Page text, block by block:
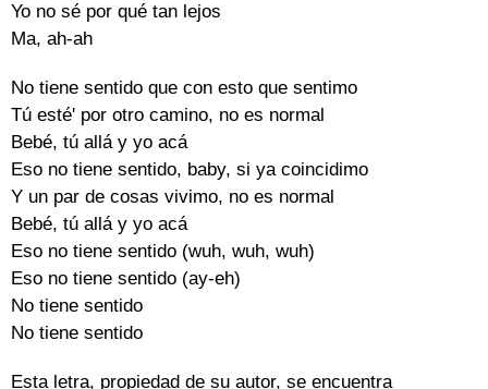
Yo no sé por qué tan lejos
Ma, ah-ah
No tiene sentido que con esto que sentimo
Tú esté' por otro camino, no es normal
Bebé, tú allá y yo acá
Eso no tiene sentido, baby, si ya coincidimo
Y un par de cosas vivimo, no es normal
Bebé, tú allá y yo acá
Eso no tiene sentido (wuh, wuh, wuh)
Eso no tiene sentido (ay-eh)
No tiene sentido
No tiene sentido
Esta letra, propiedad de su autor, se encuentra